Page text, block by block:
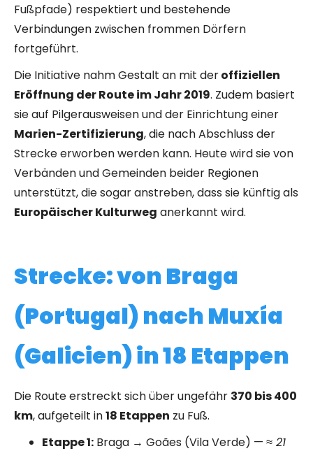
Fußpfade) respektiert und bestehende
Verbindungen zwischen frommen Dörfern
fortgeführt.
Die Initiative nahm Gestalt an mit deroffiziellen
Eröffnung der Route im Jahr 2019. Zudem basiert
sie auf Pilgerausweisen und der Einrichtung einer
Marien-Zertifizierung, die nach Abschluss der
Strecke erworben werden kann. Heute wird sie von
Verbänden und Gemeinden beider Regionen
unterstützt, die sogar anstreben, dass sie künftig als
Europäischer Kulturweg anerkannt wird.
Strecke: von Braga
(Portugal) nach Muxía
(Galicien) in 18 Etappen
Die Route erstreckt sich über ungefähr 370 bis 400
km, aufgeteilt in18 Etappen zu Fuß.
Etappe 1: Braga → Goães (Vila Verde) — ≈ 21